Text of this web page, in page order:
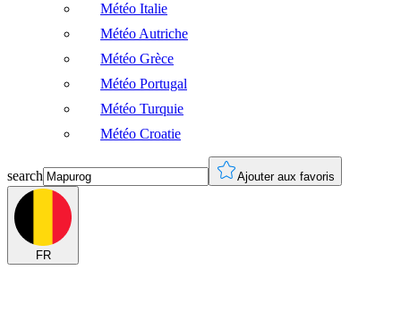
Météo Italie
Météo Autriche
Météo Grèce
Météo Portugal
Météo Turquie
Météo Croatie
search Ajouter aux favoris
FR